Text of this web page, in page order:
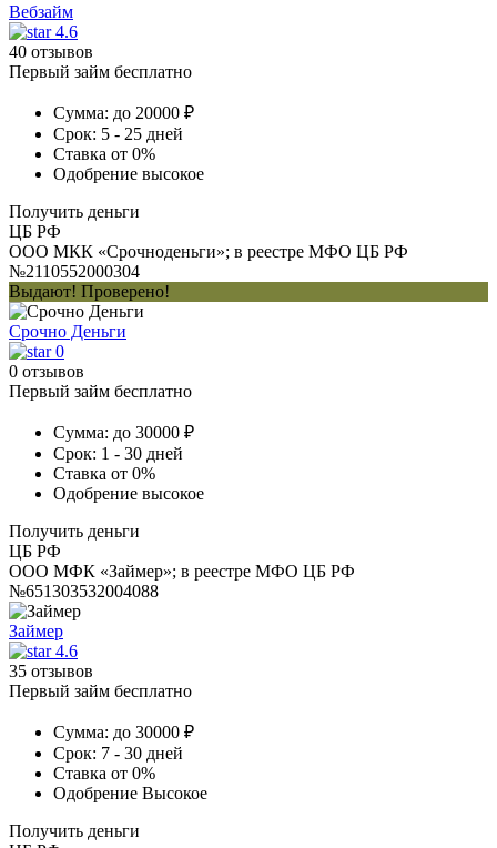
Вебзайм
4.6
40 отзывов
Первый займ бесплатно
Сумма: до 20000 ₽
Срок: 5 - 25 дней
Ставка от 0%
Одобрение высокое
Получить деньги
ЦБ РФ
ООО МКК «Срочноденьги»; в реестре МФО ЦБ РФ
№2110552000304
Выдают! Проверено!
Срочно Деньги
0
0 отзывов
Первый займ бесплатно
Сумма: до 30000 ₽
Срок: 1 - 30 дней
Ставка от 0%
Одобрение высокое
Получить деньги
ЦБ РФ
ООО МФК «Займер»; в реестре МФО ЦБ РФ
№651303532004088
Займер
4.6
35 отзывов
Первый займ бесплатно
Сумма: до 30000 ₽
Срок: 7 - 30 дней
Ставка от 0%
Одобрение Высокое
Получить деньги